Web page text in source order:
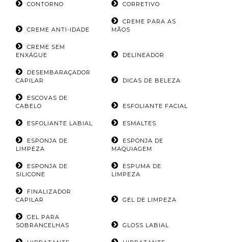
CONTORNO CORRETIVO
CREME ANTI-IDADE
CREME PARA AS
MÃOS
CREME SEM
ENXÁGUE
DELINEADOR
DESEMBARAÇADOR
CAPILAR
DICAS DE BELEZA
ESCOVAS DE
CABELO
ESFOLIANTE FACIAL
ESFOLIANTE LABIAL ESMALTES
ESPONJA DE
LIMPEZA
ESPONJA DE
MAQUIAGEM
ESPONJA DE
SILICONE
ESPUMA DE
LIMPEZA
FINALIZADOR
CAPILAR
GEL DE LIMPEZA
GEL PARA
SOBRANCELHAS
GLOSS LABIAL